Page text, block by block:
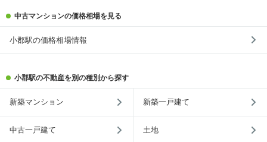
中古マンションの価格相場を見る
小郡駅の価格相場情報
小郡駅の不動産を別の種別から探す
新築マンション 新築一戸建て
中古一戸建て 土地